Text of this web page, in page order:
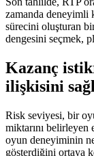
zamanda deneyimli
sürecini oluşturan
dengesini seçmek,
Kazanç
ilişkisini
Risk seviyesi, bir
miktarını
oyun deneyiminin
gösterdiğini ortaya